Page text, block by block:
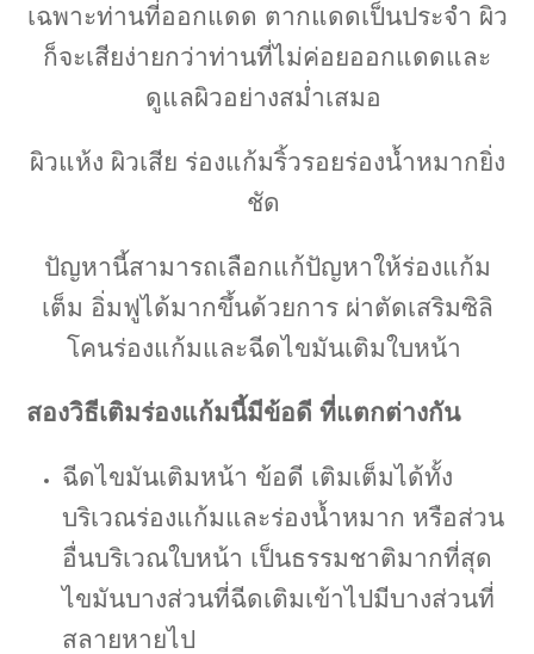
เฉพาะท่านที่ออกแดด ตากแดดเป็นประจำ ผิว
ก็จะเสียง่ายกว่าท่านที่ไม่ค่อยออกแดดและ
ดูแลผิวอย่างสม่ำเสมอ
ผิวแห้ง ผิวเสีย ร่องแก้มริ้วรอยร่องน้ำหมากยิ่ง
ชัด
ปัญหานี้สามารถเลือกแก้ปัญหาให้ร่องแก้ม
เต็ม อิ่มฟูได้มากขึ้นด้วยการ ผ่าตัดเสริมซิลิ
โคนร่องแก้มและฉีดไขมันเติมใบหน้า
สองวิธีเติมร่องแก้มนี้มีข้อดี ที่แตกต่างกัน
ฉีดไขมันเติมหน้า ข้อดี เติมเต็มได้ทั้ง
บริเวณร่องแก้มและร่องน้ำหมาก หรือส่วน
อื่นบริเวณใบหน้า เป็นธรรมชาติมากที่สุด
ไขมันบางส่วนที่ฉีดเติมเข้าไปมีบางส่วนที่
สลายหายไป